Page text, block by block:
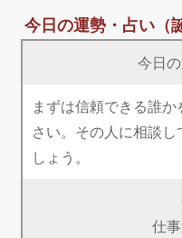
今日の運勢・占い（
今日の
まずは信頼できる誰
さい。その人に相談
しょう。
仕